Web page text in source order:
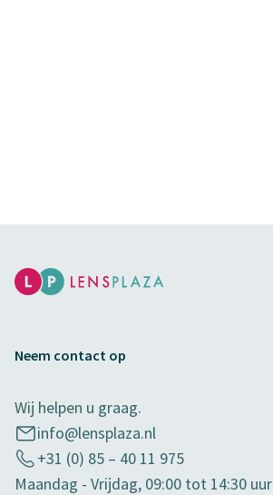
Neem contact op
Wij helpen u graag.
info@lensplaza.nl
+31 (0) 85 – 40 11 975
Maandag - Vrijdag, 09:00 tot 14:30 uur